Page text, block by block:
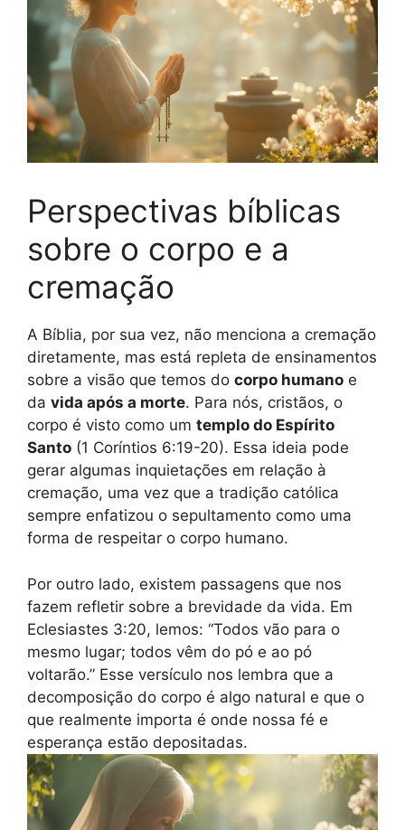
Perspectivas bíblicas
sobre o corpo e a
cremação
A Bíblia, por sua vez, não menciona a cremação
diretamente, mas está repleta de ensinamentos
sobre a visão que temos do corpo humano e
da vida após a morte. Para nós, cristãos, o
corpo é visto como um templo do Espírito
Santo (1 Coríntios 6:19-20). Essa ideia pode
gerar algumas inquietações em relação à
cremação, uma vez que a tradição católica
sempre enfatizou o sepultamento como uma
forma de respeitar o corpo humano.
Por outro lado, existem passagens que nos
fazem refletir sobre a brevidade da vida. Em
Eclesiastes 3:20, lemos: “Todos vão para o
mesmo lugar; todos vêm do pó e ao pó
voltarão.” Esse versículo nos lembra que a
decomposição do corpo é algo natural e que o
que realmente importa é onde nossa fé e
esperança estão depositadas.